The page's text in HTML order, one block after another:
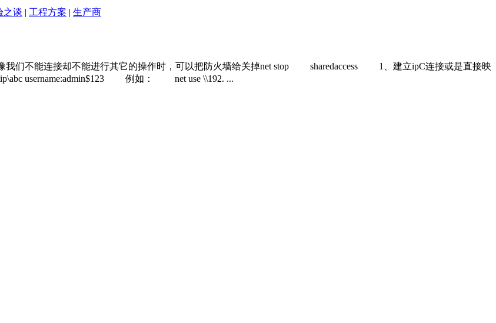
之谈 | 工程方案 | 生产商
像我们不能连接却不能进行其它的操作时，可以把防火墙给关掉net stop sharedaccess 1、建立ipC连接或是直接映
username:admin$123 例如： net use \\192. ...